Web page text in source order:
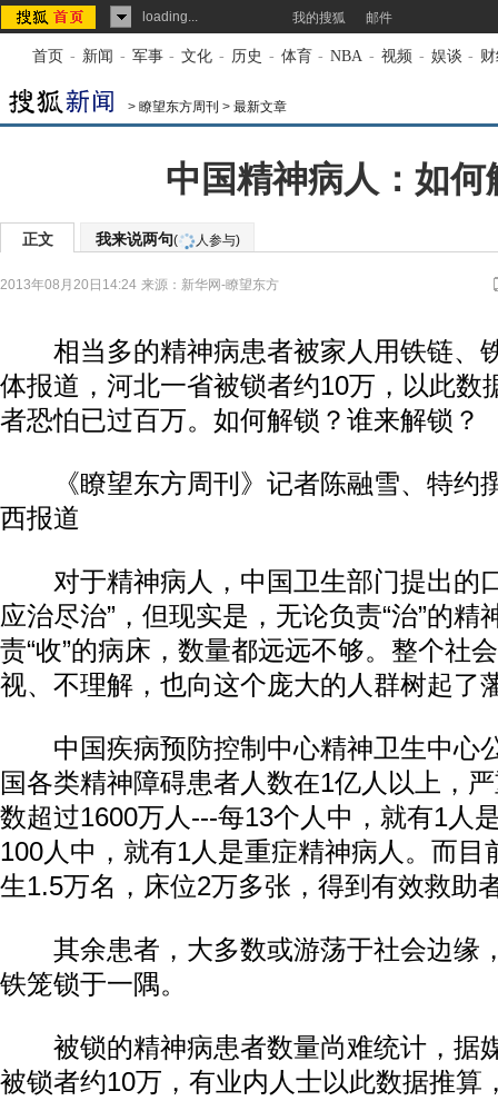
loading... 我的搜狐 邮件
首页 - 新闻 - 军事 - 文化 - 历史 - 体育 - NBA - 视频 - 娱谈 -
> 瞭望东方周刊 > 最新文章
中国精神病人：如何
正文 我来说两句( 人参与)
2013年08月20日14:24 来源： 新华网-瞭望东方
相当多的精神病患者被家人用铁链、
体报道，河北一省被锁者约10万，以此数
者恐怕已过百万。如何解锁？谁来解锁？
《瞭望东方周刊》记者陈融雪、特约
西报道
对于精神病人，中国卫生部门提出的
应治尽治”，但现实是，无论负责“治”的精
责“收”的病床，数量都远远不够。整个社
视、不理解，也向这个庞大的人群树起了
中国疾病预防控制中心精神卫生中心
国各类精神障碍患者人数在1亿人以上，
数超过1600万人---每13个人中，就有1人
100人中，就有1人是重症精神病人。而目
生1.5万名，床位2万多张，得到有效救助
其余患者，大多数或游荡于社会边缘
铁笼锁于一隅。
被锁的精神病患者数量尚难统计，据
被锁者约10万，有业内人士以此数据推算